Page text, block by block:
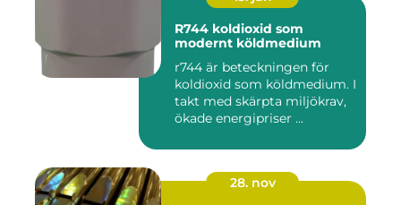
R744 koldioxid som
modernt köldmedium
r744 är beteckningen för
koldioxid som köldmedium. I
takt med skärpta miljökrav,
ökade energipriser ...
28. nov